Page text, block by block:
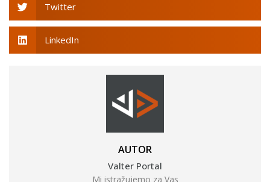
Twitter
LinkedIn
AUTOR
Valter Portal
Mi istražujemo za Vas